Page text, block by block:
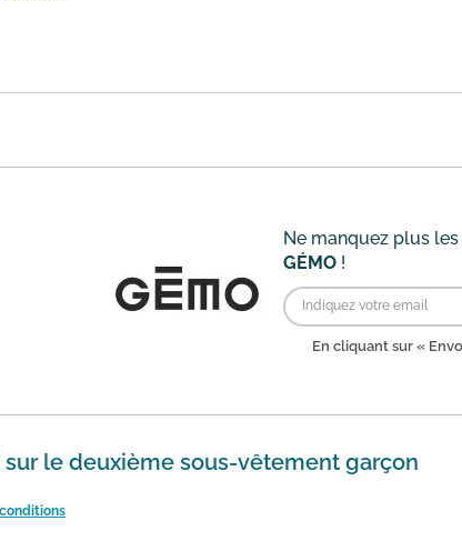
de bénéficier de -50% sur le deuxième soutien-
Ne manquez plus les
GÉMO !
En cliquant sur «
sur le deuxième sous-vêtement garçon